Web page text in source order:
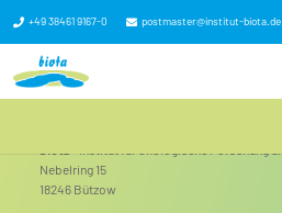
+49 38461 9167-0 postmaster@institut-biota.de
Nebelring 15
18246 Bützow